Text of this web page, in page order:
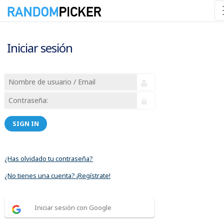
Iniciar sesión
SIGN IN
¿Has olvidado tu contraseña?
¿No tienes una cuenta? ¡Regístrate!
Iniciar sesión con Google